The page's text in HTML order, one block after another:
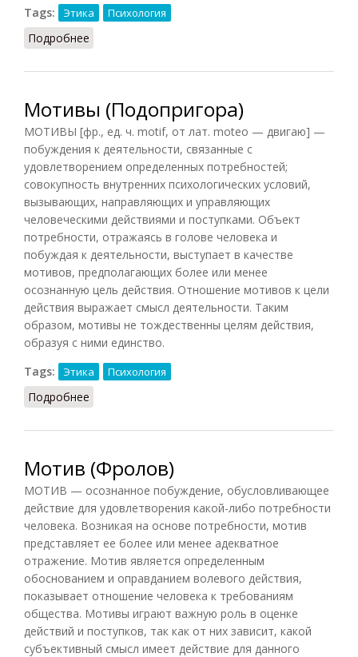
Tags: Этика Психология
Подробнее
Мотивы (Подопригора)
МОТИВЫ [фр., ед. ч. motif, от лат. moteo — двигаю] —
побуждения к деятельности, связанные с
удовлетворением определенных потребностей;
совокупность внутренних психологических условий,
вызывающих, направляющих и управляющих
человеческими действиями и поступками. Объект
потребности, отражаясь в голове человека и
побуждая к деятельности, выступает в качестве
мотивов, предполагающих более или менее
осознанную цель действия. Отношение мотивов к цели
действия выражает смысл деятельности. Таким
образом, мотивы не тождественны целям действия,
образуя с ними единство.
Tags:
Этика Психология
Подробнее
Мотив (Фролов)
МОТИВ — осознанное побуждение, обусловливающее
действие для удовлетворения какой-либо потребности
человека. Возникая на основе потребности, мотив
представляет ее более или менее адекватное
отражение. Мотив является определенным
обоснованием и оправданием волевого действия,
показывает отношение человека к требованиям
общества. Мотивы играют важную роль в оценке
действий и поступков, так как от них зависит, какой
субъективный смысл имеет действие для данного